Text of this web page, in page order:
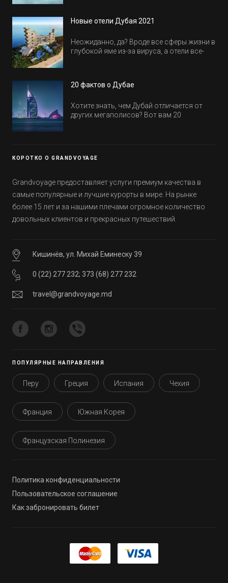
Новые отели Дубая 2021
Неожиданно, да? Вроде все сферы жизни в
глубокой яме из-за вируса, а отели все-
обычно на первые заезды дают промо-
20 фактов о Дубае
Хотите знать, чем Дубай отличается от
других мегаполисов? Вот вам 20
КОРОТКО О GRANDVOYAGE
Grandvoyage предоставляет услуги премиум качества в
самые популярные и лучшие курорты в мире. На рынке
более 15 лет и за нашими плечами огромное количество
довольных клиентов и прекрасных путешествий.
Кишинёв, ул. Михай Еминеску 39
0 (22) 277 232; 373 (68) 277 232
travel@grandvoyage.md
ПОПУЛЯРНЫЕ НАПРАВЛЕНИЯ
Перу Греция Испания Чехия
Франция Южная Корея
Французская Полинезия
Политика конфиденциальности
Пользовательское соглашение
Как забронировать билет